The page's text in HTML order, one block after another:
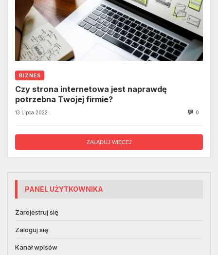
BIZNES
Czy strona internetowa jest naprawdę
potrzebna Twojej firmie?
13 Lipca 2022 0
ZAŁADUJ WIĘCEJ
PANEL UŻYTKOWNIKA
Zarejestruj się
Zaloguj się
Kanał wpisów